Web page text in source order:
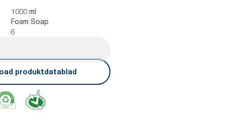
1000 ml
Foam Soap
6
produktdatablad